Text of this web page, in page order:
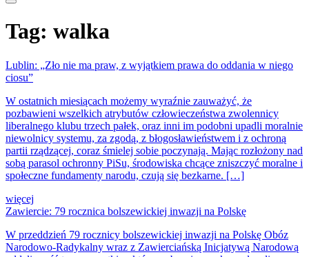
Tag: walka
Lublin: „Zło nie ma praw, z wyjątkiem prawa do oddania w niego
ciosu”
W ostatnich miesiącach możemy wyraźnie zauważyć, że
pozbawieni wszelkich atrybutów człowieczeństwa zwolennicy
liberalnego klubu trzech pałek, oraz inni im podobni upadli moralnie
niewolnicy systemu, za zgodą, z błogosławieństwem i z ochroną
partii rządzącej, coraz śmielej sobie poczynają. Mając rozłożony nad
sobą parasol ochronny PiSu, środowiska chcące zniszczyć moralne i
społeczne fundamenty narodu, czują się bezkarne. […]
więcej
Zawiercie: 79 rocznica bolszewickiej inwazji na Polskę
W przeddzień 79 rocznicy bolszewickiej inwazji na Polskę Obóz
Narodowo-Radykalny wraz z Zawierciańską Inicjatywą Narodową